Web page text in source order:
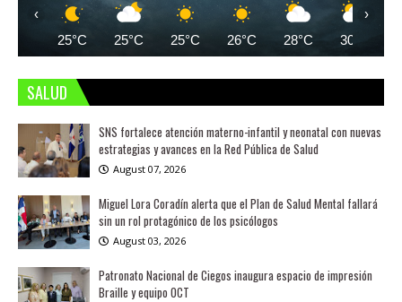
25°C 25°C 25°C 26°C 28°C 30°C
‹ ›
SALUD
SNS fortalece atención materno-infantil y neonatal con nuevas
estrategias y avances en la Red Pública de Salud
August 07, 2026
Miguel Lora Coradín alerta que el Plan de Salud Mental fallará
sin un rol protagónico de los psicólogos
August 03, 2026
Patronato Nacional de Ciegos inaugura espacio de impresión
Braille y equipo OCT